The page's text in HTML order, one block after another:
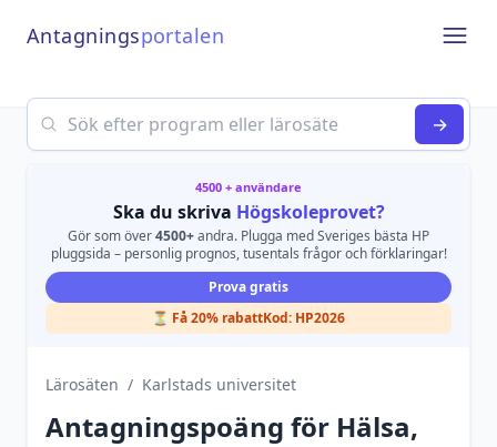
Antagningsportalen
Search
→
4500 + användare
Ska du skriva Högskoleprovet?
Gör som över4500+andra. Plugga med Sveriges bästa HP
pluggsida – personlig prognos, tusentals frågor och förklaringar!
Prova gratis
⏳ Få 20% rabattKod: HP2026
Lärosäten / Karlstads universitet
Antagningspoäng för Hälsa,